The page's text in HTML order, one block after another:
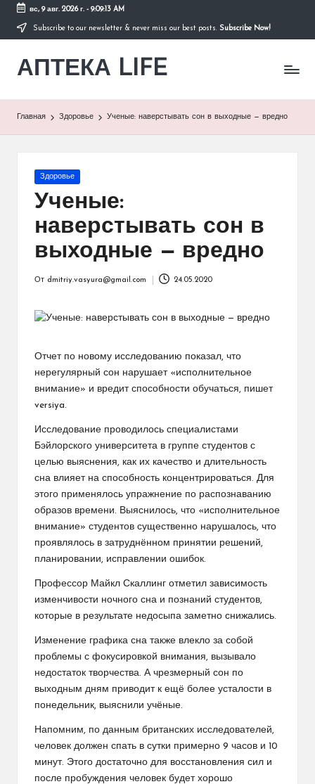
Перейти
содержимому
вс, 9 авг. 2026 г.- 9:09:13 AM
Subscribe to our newsletter & never miss our best posts. Subscribe Now!
АПТЕКА LIFE
сайт
Главная Здоровье Ученые: наверстывать сон в выходные — вредно
Опубликовано
Здоровье
Ученые:
наверстывать сон в
выходные — вредно
От dmitriy.vasyura@gmail.com 24.05.2020
Отчет по новому исследованию показал, что
нерегулярный сон нарушает «исполнительное
внимание» и вредит способности обучаться, пишет
versiya.
Исследование проводилось специалистами
Бэйлорского университета в группе студентов с
целью выяснения, как их качество и длительность
сна влияет на способность концентрироваться. Для
этого применялось упражнение по распознаванию
образов времени. Выяснилось, что «исполнительное
внимание» студентов существенно нарушалось, что
проявлялось в затруднённом принятии решений,
планировании, исправлении ошибок.
Профессор Майкл Скаллинг отметил зависимость
изменчивости ночного сна и познаний студентов,
которые в результате недосыпа заметно снижались.
Изменение графика сна также влекло за собой
проблемы с фокусировкой внимания, вызывало
недостаток творчества. А чрезмерный сон по
выходным дням приводит к ещё более усталости в
понедельник, выяснили учёные.
Напомним, по данным британских исследователей,
человек должен спать в сутки примерно 9 часов и 10
минут. Этого достаточно для восстановления сил и
после пробуждения человек будет хорошо